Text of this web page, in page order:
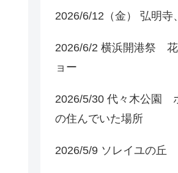
2026/6/12（金） 弘明寺
2026/6/2 横浜開港祭
ョー
2026/5/30 代々木公園
の住んでいた場所
2026/5/9 ソレイユの丘